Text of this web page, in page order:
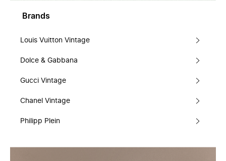
Brands
Louis Vuitton Vintage
Dolce & Gabbana
Gucci Vintage
Chanel Vintage
Philipp Plein